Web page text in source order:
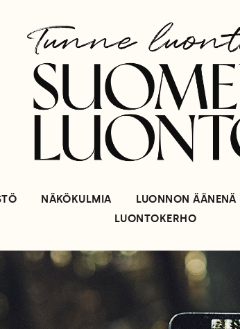
NÄKÖKULMIA LUONNON
LUONTOKERHO